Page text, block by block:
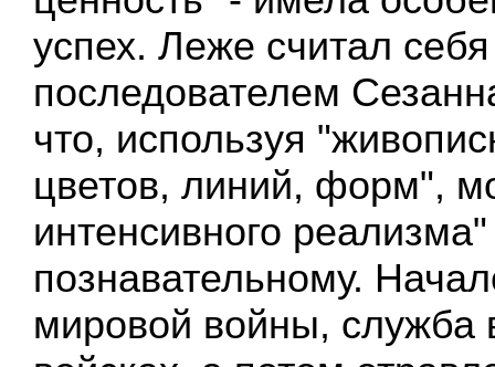
успех. Леже считал себя
последователем
что, используя
цветов, линий, форм",
интенсивного
познавательному.
мировой войны, служба